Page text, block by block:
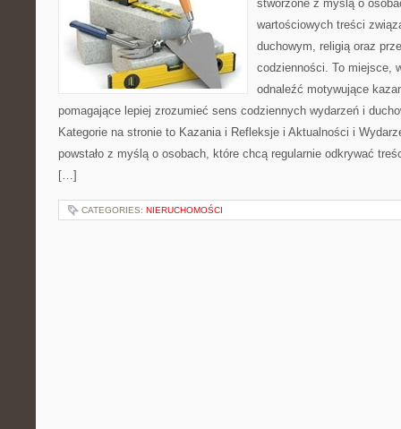
stworzone z myślą o
wartościowych treści
duchowym, religią oraz
codzienności. To miejsce,
odnaleźć motywujące
pomagające lepiej zrozumieć sens codziennych wydarzeń i
Kategorie na stronie to Kazania i Refleksje i Aktualności i
powstało z myślą o osobach, które chcą regularnie odkrywać
[…]
CATEGORIES: NIERUCHOMOŚCI